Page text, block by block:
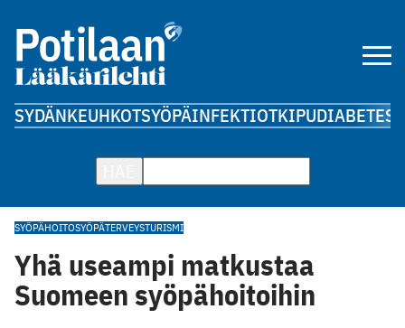
SYDÄNKEUHKOTSYÖPÄINFEKTIOTKIPUDIABETES
SYÖPÄHOITOSYÖPÄTERVEYSTURISMI
Yhä useampi matkustaa
Suomeen syöpähoitoihin